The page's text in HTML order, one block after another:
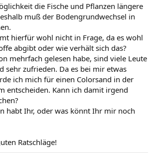
die Fische und Pflanzen längere
muß der Bodengrundwechsel in
hierfür wohl nicht in Frage, da es wohl
abgibt oder wie verhält sich das?
mehrfach gelesen habe, sind viele Leute
sehr zufrieden. Da es bei mir etwas
ich mich für einen Colorsand in der
entscheiden. Kann ich damit irgend
habt Ihr, oder was könnt Ihr mir noch
Ratschläge!